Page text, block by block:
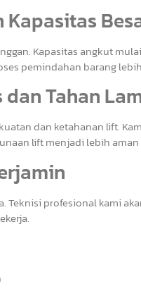
Kapasitas
Kapasitas angkut
pemindahan barang
Tahan
dan ketahanan lift.
lift menjadi lebih
profesional kami